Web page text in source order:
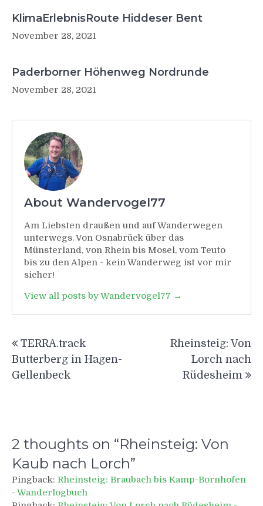
KlimaErlebnisRoute Hiddeser Bent
November 28, 2021
Paderborner Höhenweg Nordrunde
November 28, 2021
About Wandervogel77
Am Liebsten draußen und auf Wanderwegen
unterwegs. Von Osnabrück über das
Münsterland, von Rhein bis Mosel, vom Teuto
bis zu den Alpen - kein Wanderweg ist vor mir
sicher!
View all posts by Wandervogel77 →
TERRA.track
Butterberg in Hagen-
Gellenbeck
Rheinsteig: Von
Lorch nach
Rüdesheim
2 thoughts on “Rheinsteig: Von
Kaub nach Lorch”
Pingback: Rheinsteig: Braubach bis Kamp-Bornhofen
- Wanderlogbuch